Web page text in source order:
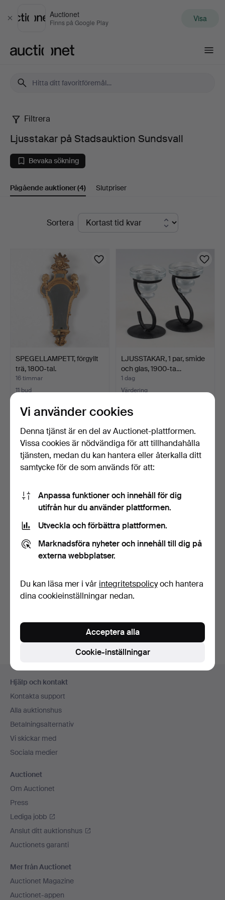
Stäng
Auctionet
Finns på Google Play Visa
Ljusstakar
på
Stadsauktion
Sundsvall
Filtrera
Ljusstakar på Stadsauktion Sundsvall
Bevaka sökning
Pågående auktioner(4) Slutpriser
PågåendeSortera
SPEGELLAMPETT, förgyllt
trä, 1800-tal.
16 timmar
11 bud
LJUSSTAKAR, 1 par, smide
och glas, 1900-ta…
1 dag
Värdering
LJUSSTAKAR, ett par,
nysilver, barockstil,…
2 dagar
VÄGGLJUSSTAKAR, ett
2 dagar
Bevaka sökning
Sidfotsnavigation
Hjälp och kontakt
Kontakta support
Alla auktionshus
Betalningsalternativ
Vi skickar med
Sociala medier
Auctionet
Om Auctionet
Press
Lediga jobb
Anslut ditt auktionshus
Auctionets garanti
Mer från Auctionet
Auctionet Magazine
Auctionet-appen
Vi använder cookies
Denna tjänst är en del av Auctionet-plattformen.
Vissa cookies är nödvändiga för att tillhandahålla
tjänsten, medan du kan hantera eller återkalla ditt
samtycke för de som används för att:
Anpassa funktioner och innehåll för dig
utifrån hur du använder plattformen.
Utveckla och förbättra plattformen.
Marknadsföra nyheter och innehåll till dig på
externa webbplatser.
Du kan läsa mer i vår integritetspolicyoch hantera
dina cookieinställningar nedan.
Cookie-inställningar
Acceptera alla